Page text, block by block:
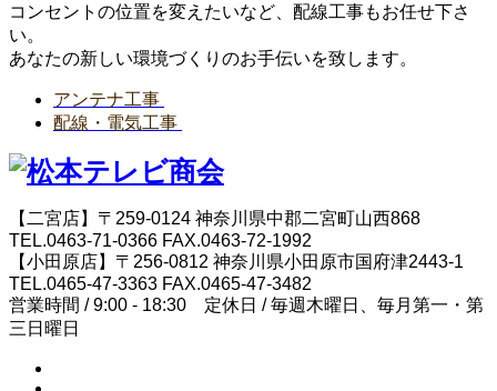
コンセントの位置を変えたいなど、配線工事もお任せ下さ
い。
あなたの新しい環境づくりのお手伝いを致します。
アンテナ工事
配線・電気工事
【二宮店】〒259-0124 神奈川県中郡二宮町山西868
TEL.0463-71-0366 FAX.0463-72-1992
【小田原店】〒256-0812 神奈川県小田原市国府津2443-1
TEL.0465-47-3363 FAX.0465-47-3482
営業時間 / 9:00 - 18:30 定休日 / 毎週木曜日、毎月第一・第
三日曜日